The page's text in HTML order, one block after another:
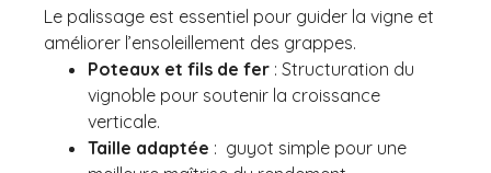
Le palissage est essentiel pour guider la vigne et
améliorer l’ensoleillement des grappes.
Poteaux et fils de fer : Structuration du
vignoble pour soutenir la croissance
verticale.
Taille adaptée : guyot simple pour une